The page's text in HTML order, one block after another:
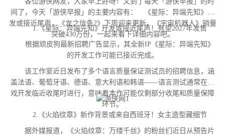
间了，今天「游侠早报」的主要内容有： 《星际：异端先知》开
发或接近尾声，《龙之信条2》下周迎来更新，《宇宙机器人》销量
突破430万份，一起来看下详细内容吧。
1.《星际：异端先知》开发或接近尾声！有望2027年发售
根据顽皮狗最新招聘广告显示，其全新IP《星际：异端先知》
的开发工作可能已接近完成。
该工作室近日发布了多个语言质量保证测试员的招聘信息，涵
盖法语、葡萄牙语、德语、意大利语和韩语——语言测试通常在游
戏开发临近收尾时进行，意味着本作可能仅剩部分收尾和质量保障
环节。
2.《火焰纹章》新作背景或来自西班牙！女主造型藏细节
据外媒报道，《火焰纹章：万缕千丝》的粉丝们近日从预告片